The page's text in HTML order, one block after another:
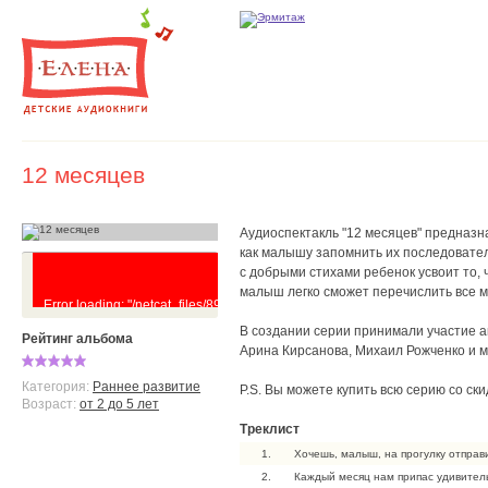
12 месяцев
Error loading: "/netcat_files/89/42/12_mesyatsev.mp3"
Рейтинг альбома
Категория: Раннее развитие
Возраст: от 2 до 5 лет
Аудиоспектакль "12 месяцев"
как малышу запомнить их
с добрыми стихами ребенок усвоит
малыш легко сможет перечислить все
В создании серии принимали участие
Арина Кирсанова, Михаил Рожченко и
P.S. Вы можете купить всю серию со
Треклист
1. Хочешь, малыш, на прогулку
2.
Каждый месяц нам припас